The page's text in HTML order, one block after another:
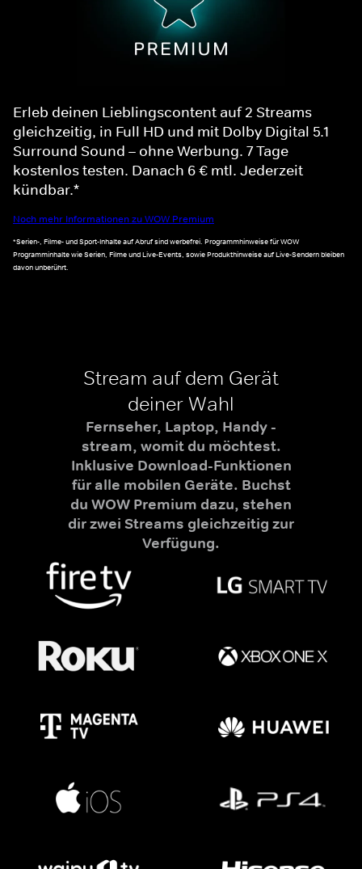
Erleb deinen Lieblingscontent auf 2 Streams
gleichzeitig, in Full HD und mit Dolby Digital 5.1
Surround Sound – ohne Werbung. 7 Tage
kostenlos testen. Danach 6 € mtl. Jederzeit
kündbar.*
Noch mehr Informationen zu WOW Premium
*Serien-, Filme- und Sport-Inhalte auf Abruf sind werbefrei. Programmhinweise für WOW
Programminhalte wie Serien, Filme und Live-Events, sowie Produkthinweise auf Live-Sendern bleiben
davon unberührt.
Stream auf dem Gerät
deiner Wahl
Fernseher, Laptop, Handy -
stream, womit du möchtest.
Inklusive Download-Funktionen
für alle mobilen Geräte. Buchst
du WOW Premium dazu, stehen
dir zwei Streams gleichzeitig zur
Verfügung.